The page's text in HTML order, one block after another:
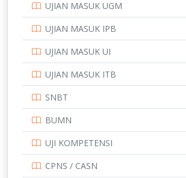
SMA
SMK
SMP
STIP
UNIVERSITAS AIRLANGGA
UJIAN MASUK UGM
UJIAN MASUK IPB
UJIAN MASUK UI
UJIAN MASUK ITB
SNBT
BUMN
UJI KOMPETENSI
CPNS / CASN